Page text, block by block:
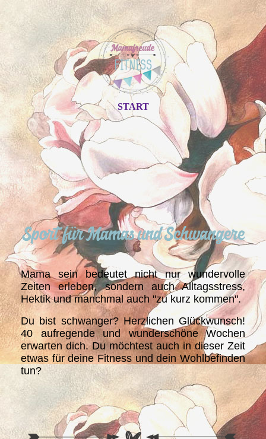
START
Mama sein bedeutet nicht nur wundervolle
Zeiten erleben, sondern auch Alltagsstress,
Hektik und manchmal auch "zu kurz kommen".
Du bist schwanger? Herzlichen Glückwunsch!
40 aufregende und wunderschöne Wochen
erwarten dich. Du möchtest auch in dieser Zeit
etwas für deine Fitness und dein Wohlbefinden
tun?